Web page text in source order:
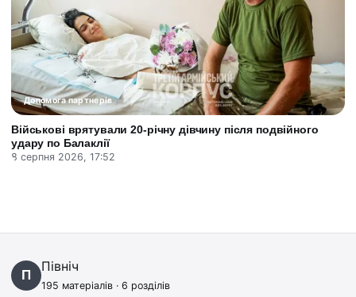
Допомога партнерів
Військові врятували 20-річну дівчину після подвійного
удару по Балаклії
8 серпня 2026, 17:52
П
Північ
195 матеріалів · 6 розділів